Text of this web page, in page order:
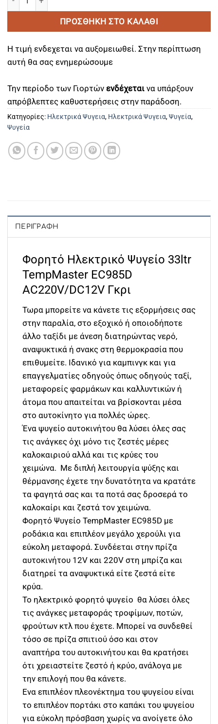
ΠΡΟΣΘΉΚΗ ΣΤΟ ΚΑΛΆΘΙ
Η τιμή ενδεχεται να αυξομειωθεί. Στην περίπτωση
αυτή θα σας ενημερώσουμε
Την περίοδο των Γιορτών ενδέχεται να υπάρξουν
απρόβλεπτες καθυστερήσεις στην παράδοση.
Κατηγορίες: Ηλεκτρικά Ψυγεια, Ηλεκτρικά Ψυγεια,Ψυγεία,
Ψυγεία
ΠΕΡΙΓΡΑΦΉ
Φορητό Ηλεκτρικό Ψυγείο 33ltr
TempMaster EC985D
AC220V/DC12V Γκρι
Τωρα μπορείτε να κάνετε τις εξορμήσεις σας
στην παραλία, στο εξοχικό ή οποιοδήποτε
άλλο ταξίδι με άνεση διατηρώντας νερό,
αναψυκτικά ή σνακς στη θερμοκρασία που
επιθυμείτε. Ιδανικό για καμπινγκ και για
επαγγελματίες οδηγούς όπως οδηγούς ταξί,
μεταφορείς φαρμάκων και καλλυντικών ή
άτομα που απαιτείται να βρίσκονται μέσα
στο αυτοκίνητο για πολλές ώρες.
Ένα ψυγείο αυτοκινήτου θα λύσει όλες σας
τις ανάγκες όχι μόνο τις ζεστές μέρες
καλοκαιριού αλλά και τις κρύες του
χειμώνα. Με διπλή λειτουργία ψύξης και
θέρμανσης έχετε την δυνατότητα να κρατάτε
τα φαγητά σας και τα ποτά σας δροσερά το
καλοκαίρι και ζεστά τον χειμώνα.
Φορητό Ψυγείο TempMaster EC985D με
ροδάκια και επιπλέον μεγάλο χερούλι για
εύκολη μεταφορά. Συνδέεται στην πρίζα
αυτοκινήτου 12V και 220V στη μπρίζα και
διατηρεί τα αναψυκτικά είτε ζεστά είτε
κρύα.
Το ηλεκτρικό φορητό ψυγείο θα λύσει όλες
τις ανάγκες μεταφοράς τροφίμων, ποτών,
φρούτων κτλ που έχετε. Μπορεί να συνδεθεί
τόσο σε πρίζα σπιτιού όσο και στον
αναπτήρα του αυτοκινήτου και θα κρατήσει
ότι χρειαστείτε ζεστό ή κρύο, ανάλογα με
την επιλογή που θα κάνετε.
Ενα επιπλέον πλεονέκτημα του ψυγείου είναι
το επιπλέον πορτάκι στο καπάκι του ψυγείου
για εύκολη πρόσβαση χωρίς να ανοίγετε όλο